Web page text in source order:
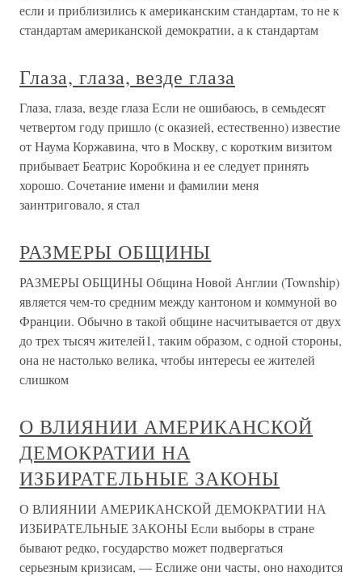
если и приблизились к американским стандартам, то не к
стандартам американской демократии, а к стандартам
Глаза, глаза, везде глаза
Глаза, глаза, везде глаза Если не ошибаюсь, в семьдесят
четвертом году пришло (с оказией, естественно) известие
от Наума Коржавина, что в Москву, с коротким визитом
прибывает Беатрис Коробкина и ее следует принять
хорошо. Сочетание имени и фамилии меня
заинтриговало, я стал
РАЗМЕРЫ ОБЩИНЫ
РАЗМЕРЫ ОБЩИНЫ Община Новой Англии (Township)
является чем-то средним между кантоном и коммуной во
Франции. Обычно в такой общине насчитывается от двух
до трех тысяч жителей1, таким образом, с одной стороны,
она не настолько велика, чтобы интересы ее жителей
слишком
О ВЛИЯНИИ АМЕРИКАНСКОЙ
ДЕМОКРАТИИ НА
ИЗБИРАТЕЛЬНЫЕ ЗАКОНЫ
О ВЛИЯНИИ АМЕРИКАНСКОЙ ДЕМОКРАТИИ НА
ИЗБИРАТЕЛЬНЫЕ ЗАКОНЫ Если выборы в стране
бывают редко, государство может подвергаться
серьезным кризисам, — Еслиже они часты, оно находится